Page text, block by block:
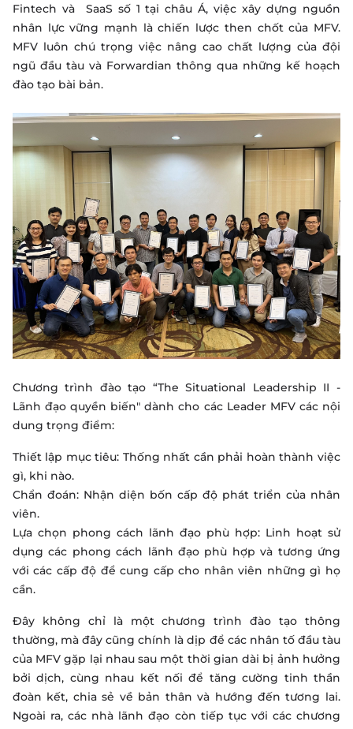
Fintech và SaaS số 1 tại châu Á, việc xây dựng nguồn
nhân lực vững mạnh là chiến lược then chốt của MFV.
MFV luôn chú trọng việc nâng cao chất lượng của đội
ngũ đầu tàu và Forwardian thông qua những kế hoạch
đào tạo bài bản.
Chương trình đào tạo “The Situational Leadership II -
Lãnh đạo quyền biến" dành cho các Leader MFV các nội
dung trọng điểm:
Thiết lập mục tiêu: Thống nhất cần phải hoàn thành việc
gì, khi nào.
Chẩn đoán: Nhận diện bốn cấp độ phát triển của nhân
viên.
Lựa chọn phong cách lãnh đạo phù hợp: Linh hoạt sử
dụng các phong cách lãnh đạo phù hợp và tương ứng
với các cấp độ để cung cấp cho nhân viên những gì họ
cần.
Đây không chỉ là một chương trình đào tạo thông
thường, mà đây cũng chính là dịp để các nhân tố đầu tàu
của MFV gặp lại nhau sau một thời gian dài bị ảnh hưởng
bởi dịch, cùng nhau kết nối để tăng cường tinh thần
đoàn kết, chia sẻ về bản thân và hướng đến tương lai.
Ngoài ra, các nhà lãnh đạo còn tiếp tục với các chương